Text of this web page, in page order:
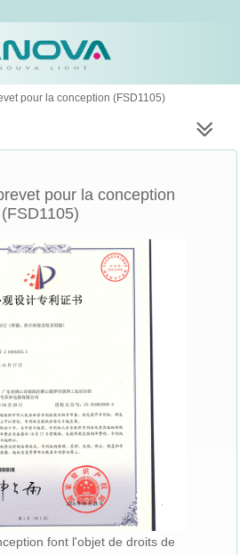
pour la conception (FSD1105)
pour la conception
(FSD1105)
font l'objet de droits de